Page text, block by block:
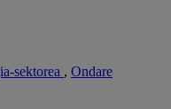
sektorea , Ondare